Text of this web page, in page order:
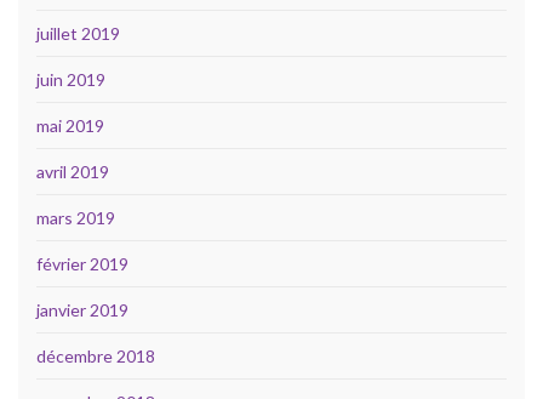
juillet 2019
juin 2019
mai 2019
avril 2019
mars 2019
février 2019
janvier 2019
décembre 2018